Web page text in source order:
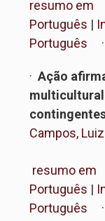
resumo em
Português |
Português ·
· Ação
Campos,
resumo em
Português |
Português ·